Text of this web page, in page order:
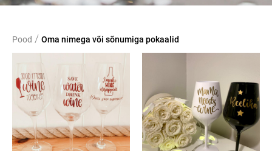
Pood / Oma nimega või sõnumiga pokaalid